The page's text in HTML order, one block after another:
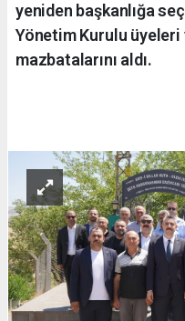
yeniden başkanlığa
Yönetim Kurulu
mazbatalarını aldı.